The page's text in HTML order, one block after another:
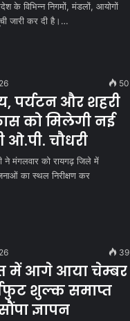
के विभिन्न निगमों, मंडलों, आयोगों
जारी कर दी है।…
50
पर्यटन और शहरी
को मिलेगी नई
ओ.पी. चौधरी
ने मंगलवार को रायगढ़ जिले में
का स्थल निरीक्षण कर
39
में आगे आया चेम्बर
शुल्क समाप्त
ज्ञापन